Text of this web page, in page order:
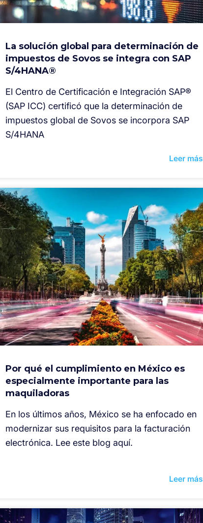
La solución global para determinación de
impuestos de Sovos se integra con SAP
S/4HANA®
El Centro de Certificación e Integración SAP®
(SAP ICC) certificó que la determinación de
impuestos global de Sovos se incorpora SAP
S/4HANA
Leer más
Por qué el cumplimiento en México es
especialmente importante para las
maquiladoras
En los últimos años, México se ha enfocado en
modernizar sus requisitos para la facturación
electrónica. Lee este blog aquí.
Leer más